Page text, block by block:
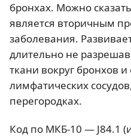
бронхах. Можно
является вторичным
заболевания.
длительно не
ткани вокруг бронхов и
лимфатических
перегородках.
Код по МКБ-10 — J84.1